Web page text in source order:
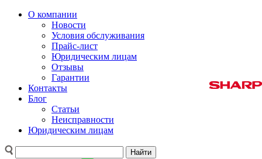
О компании
Новости
Условия обслуживания
Прайс-лист
Юридическим лицам
Отзывы
Гарантии
Контакты
Блог
Статьи
Неисправности
Юридическим лицам
Найти